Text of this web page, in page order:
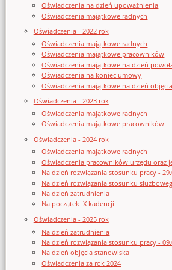
Oświadczenia na dzień upoważnienia
Oświadczenia majątkowe radnych
Oświadczenia - 2022 rok
Oświadczenia majątkowe radnych
Oświadczenia majątkowe pracowników
Oświadczenia majątkowe na dzień
Oświadczenia na koniec umowy
Oświadczenia majątkowe na dzień
Oświadczenia - 2023 rok
Oświadczenia majątkowe radnych
Oświadczenia majątkowe pracowników
Oświadczenia - 2024 rok
Oświadczenia majątkowe radnych
Oświadczenia pracowników urzędu oraz
Na dzień rozwiązania stosunku pracy -
Na dzień rozwiązania stosunku
Na dzień zatrudnienia
Na początek IX kadencji
Oświadczenia - 2025 rok
Na dzień zatrudnienia
Na dzień rozwiązania stosunku pracy -
Na dzień objęcia stanowiska
Oświadczenia za rok 2024